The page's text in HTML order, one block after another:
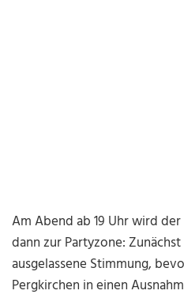
Am Abend ab 19 Uhr wird
dann zur Partyzone:
ausgelassene Stimmung,
Pergkirchen in einen